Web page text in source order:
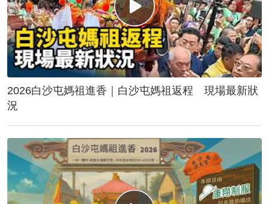
2026白沙屯媽祖進香｜白沙屯媽祖返程 現場最新狀
況